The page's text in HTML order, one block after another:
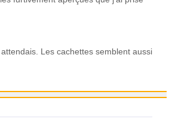
Les cachettes semblent aussi